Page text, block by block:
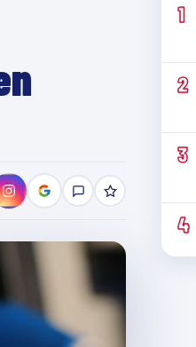
1
2
3
4